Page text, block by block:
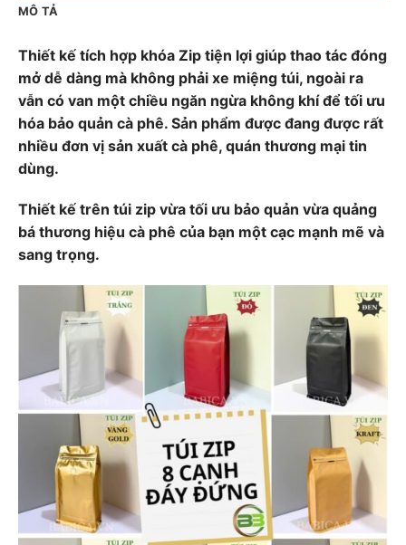
MÔ TẢ
Thiết kế tích hợp khóa Zip tiện lợi giúp thao tác đóng
mở dễ dàng mà không phải xe miệng túi, ngoài ra
vẫn có van một chiều ngăn ngừa không khí để tối ưu
hóa bảo quản cà phê. Sản phẩm được đang được rất
nhiều đơn vị sản xuất cà phê, quán thương mại tin
dùng.
Thiết kế trên túi zip vừa tối ưu bảo quản vừa quảng
bá thương hiệu cà phê của bạn một cạc mạnh mẽ và
sang trọng.